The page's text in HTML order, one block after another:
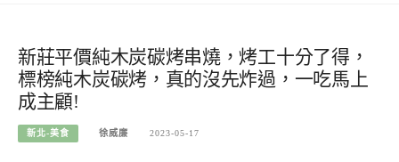
新莊平價純木炭碳烤串燒，烤工十分了得，
標榜純木炭碳烤，真的沒先炸過，一吃馬上
成主顧!
新北-美食 徐威廉 2023-05-17